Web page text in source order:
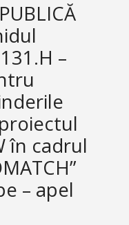
–
în cadrul
– apel